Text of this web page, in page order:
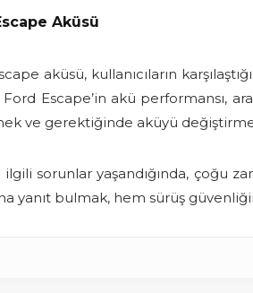
Aküsü
aküsü, kullanıcıların
Ford Escape’in akü performansı,
ve gerektiğinde aküyü
sorunlar yaşandığında, çoğu
yanıt bulmak, hem sürüş